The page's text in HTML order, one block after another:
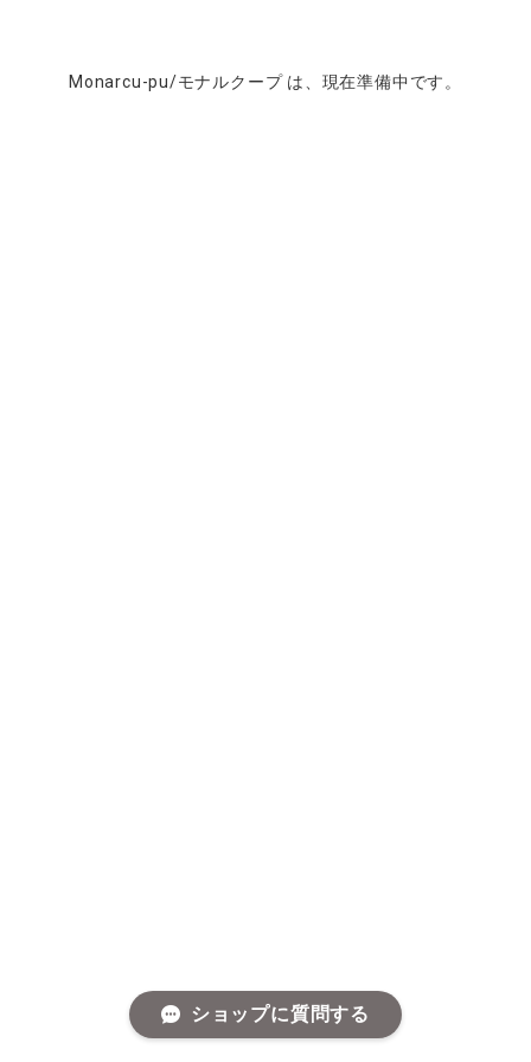
Monarcu-pu/モナルクープ は、現在準備中です。
ショップに質問する